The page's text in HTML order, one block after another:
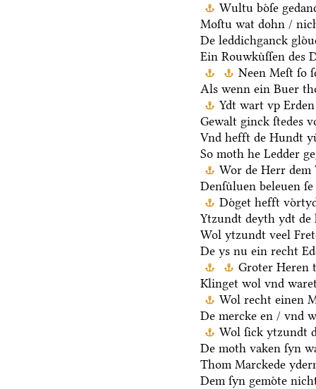
Wultu boͤſe
Moſtu wat dohn /
De leddichganck
Ein Rouwkuͤſſen des
Neen Meſt ſo
Als wenn ein Buer
Ydt wart vp
Gewalt ginck ſtedes
Vnd hefft de Hundt
So moth he Ledder
Wor de Herr dem
Denſuͤluen beleuen
Doͤget hefft
Ytzundt deyth ydt
Wol ytzundt veel
De ys nu ein recht
Groter Heren
Klinget wol vnd
Wol recht einen
De mercke en / vnd
Wol ſick ytzundt
De moth vaken ſyn
Thom Marckede
Dem ſyn gemoͤte